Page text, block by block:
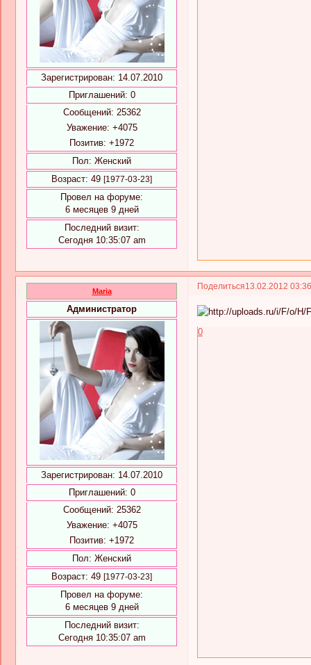
Зарегистрирован: 14.07.2010
Приглашений: 0
Сообщений: 25362
Уважение: +4075
Позитив: +1972
Пол: Женский
Возраст: 49 [1977-03-23]
Провел на форуме:
6 месяцев 9 дней
Последний визит:
Сегодня 10:35:07 am
Поделиться13.02.2012
Maria
Администратор
Зарегистрирован: 14.07.2010
Приглашений: 0
Сообщений: 25362
Уважение: +4075
Позитив: +1972
Пол: Женский
Возраст: 49 [1977-03-23]
Провел на форуме:
6 месяцев 9 дней
Последний визит:
Сегодня 10:35:07 am
0